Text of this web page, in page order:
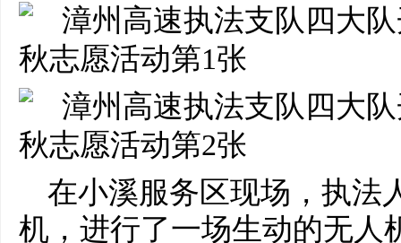
在小溪服务区现场，执法
机，进行了一场生动的无人